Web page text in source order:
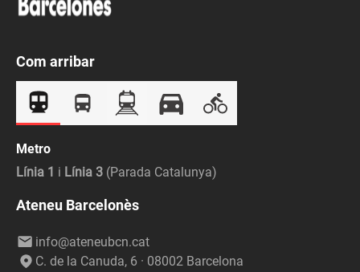
Com arribar
Metro
Línia 1 i Línia 3 (Parada Catalunya)
Ateneu Barcelonès
info@ateneubcn.cat
C. de la Canuda, 6 · 08002 Barcelona